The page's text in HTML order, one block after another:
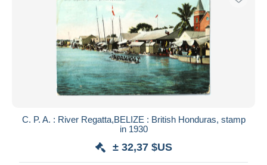
C. P. A. : River Regatta,BELIZE : British Honduras, stamp
in 1930
± 32,37 $US